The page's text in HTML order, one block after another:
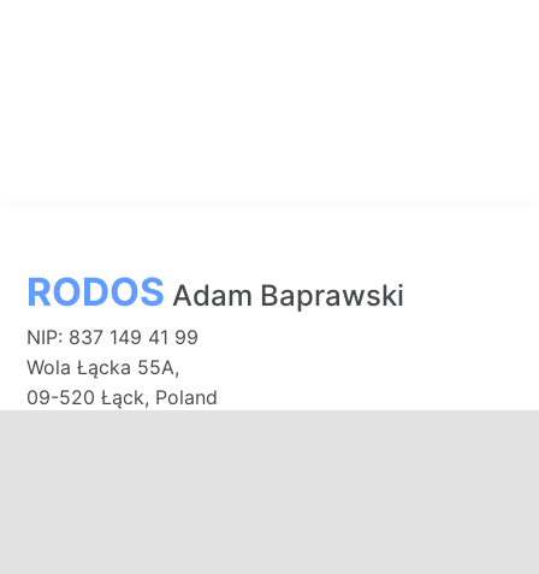
RODOS Adam Baprawski
NIP: 837 149 41 99
Wola Łącka 55A,
09-520 Łąck, Poland